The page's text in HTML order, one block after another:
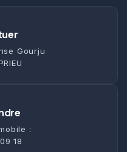
Gourju
:
18